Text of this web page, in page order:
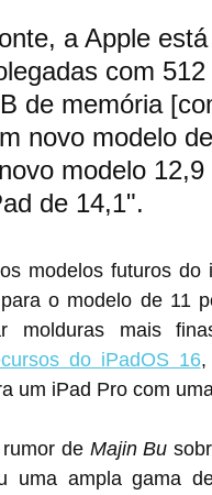
a Apple
com
de memória
novo modelo
modelo
de 14,1".
do ‌iPad Pro‌, dizendo que "nenhuma
o modelo de 11
molduras mais
do iPadOS 16,
Zoom, sugerem que há
de Majin Bu sobre
uma ampla gama